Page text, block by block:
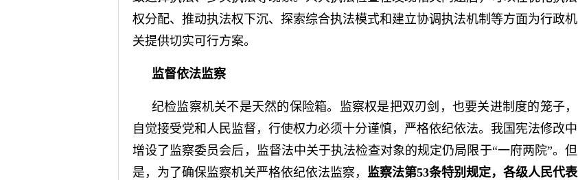
权分配、推动执法权下沉、探索综合执法模式和建立协调执法机制等方面为行政机
关提供切实可行方案。
监督依法监察
纪检监察机关不是天然的保险箱。监察权是把双刃剑，也要关进制度的笼子，
自觉接受党和人民监督，行使权力必须十分谨慎，严格依纪依法。我国宪法修改中
增设了监察委员会后，监督法中关于执法检查对象的规定仍局限于“一府两院”。但
是，为了确保监察机关严格依纪依法监察， 监察法第53条特别规定，各级人民代表